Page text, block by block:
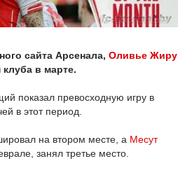
сайта Арсенала, Оливье Жиру
в марте.
показал превосходную игру в
в этот период.
на втором месте, а Месут
занял третье место.